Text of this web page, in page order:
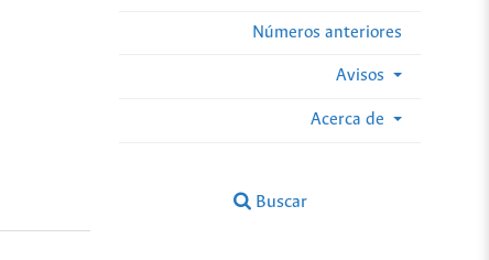
Números anteriores
Avisos
Acerca de
Buscar